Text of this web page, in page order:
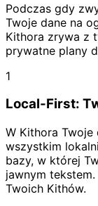
Przepisy
składniki
Podczas gdy
Twoje dane na
Kithora zrywa z
prywatne plany
1
Local-First:
W Kithora Twoje
wszystkim
bazy, w której
jawnym
Twoich Kithów.